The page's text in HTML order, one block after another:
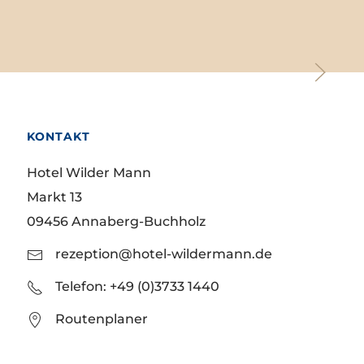
KONTAKT
Hotel Wilder Mann
Markt 13
09456 Annaberg-Buchholz
rezeption@hotel-wildermann.de
Telefon: +49 (0)3733 1440
Routenplaner